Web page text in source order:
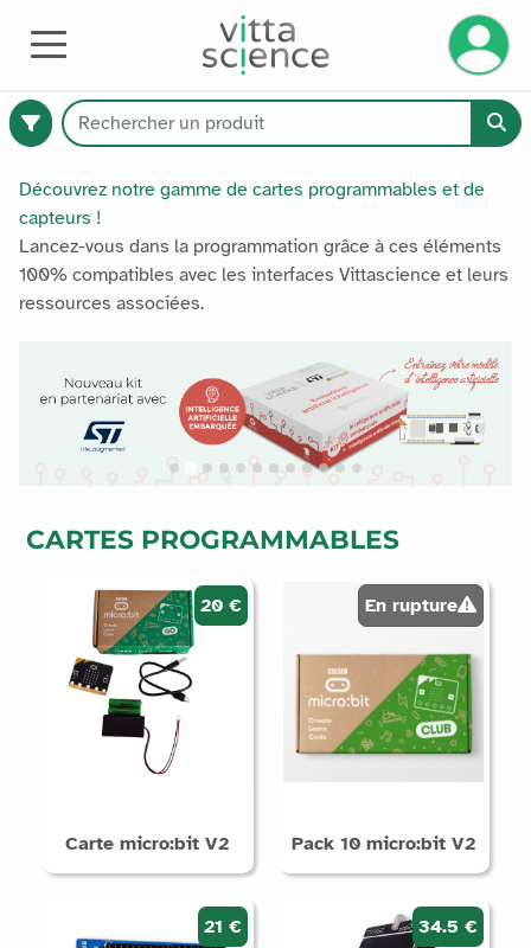
Gérez
MATÉRIEL
374
produits
Catalogue
Premium
Supports
Arduino
STM32
Sans
Découvrez notre gamme de cartes programmables et de
capteurs !
Lancez-vous dans la programmation grâce à ces éléments
100% compatibles avec les interfaces Vittascience et leurs
ressources associées.
CARTES PROGRAMMABLES
20 €
Carte micro:bit V2
En rupture
Pack 10 micro:bit V2
21 € 34.5 €